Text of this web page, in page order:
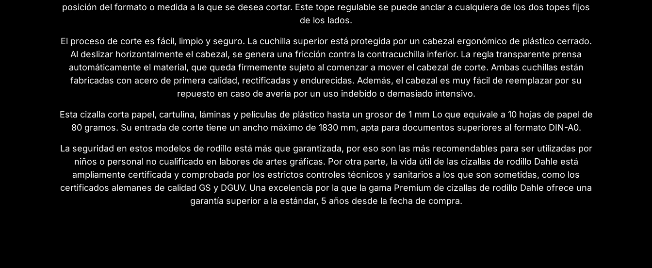
posición del formato o medida a la que se desea cortar. Este tope regulable se puede anclar a cualquiera de los dos topes fijos
de los lados.
El proceso de corte es fácil, limpio y seguro. La cuchilla superior está protegida por un cabezal ergonómico de plástico cerrado.
Al deslizar horizontalmente el cabezal, se genera una fricción contra la contracuchilla inferior. La regla transparente prensa
automáticamente el material, que queda firmemente sujeto al comenzar a mover el cabezal de corte. Ambas cuchillas están
fabricadas con acero de primera calidad, rectificadas y endurecidas. Además, el cabezal es muy fácil de reemplazar por su
repuesto en caso de avería por un uso indebido o demasiado intensivo.
Esta cizalla corta papel, cartulina, láminas y películas de plástico hasta un grosor de 1 mm Lo que equivale a 10 hojas de papel de
80 gramos. Su entrada de corte tiene un ancho máximo de 1830 mm, apta para documentos superiores al formato DIN-A0.
La seguridad en estos modelos de rodillo está más que garantizada, por eso son las más recomendables para ser utilizadas por
niños o personal no cualificado en labores de artes gráficas. Por otra parte, la vida útil de las cizallas de rodillo Dahle está
ampliamente certificada y comprobada por los estrictos controles técnicos y sanitarios a los que son sometidas, como los
certificados alemanes de calidad GS y DGUV. Una excelencia por la que la gama Premium de cizallas de rodillo Dahle ofrece una
garantía superior a la estándar, 5 años desde la fecha de compra.